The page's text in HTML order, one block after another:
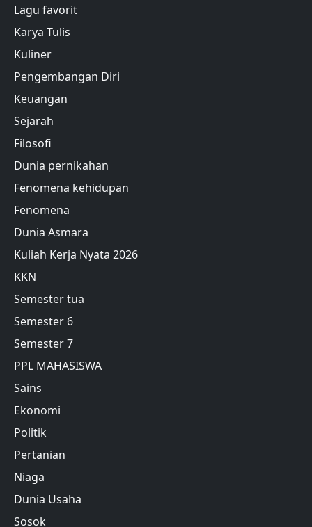
Lagu favorit
Karya Tulis
Kuliner
Pengembangan Diri
Keuangan
Sejarah
Filosofi
Dunia pernikahan
Fenomena kehidupan
Fenomena
Dunia Asmara
Kuliah Kerja Nyata 2026
KKN
Semester tua
Semester 6
Semester 7
PPL MAHASISWA
Sains
Ekonomi
Politik
Pertanian
Niaga
Dunia Usaha
Sosok